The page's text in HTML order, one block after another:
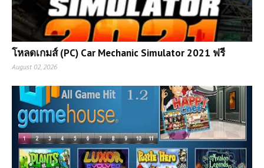
โหลดเกมส์ (PC) Car Mechanic Simulator 2021 ฟรี
August 02, 2026